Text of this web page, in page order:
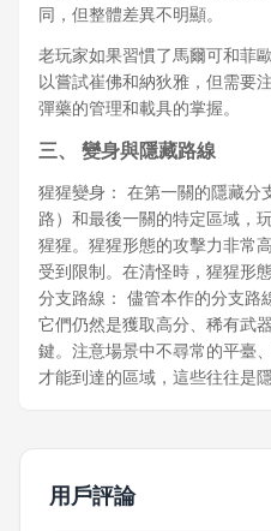
同，但整體差異不明顯。
老玩家如果習慣了馬爾可和菲
以嘗試崔佛和納狄雅，但需要
彈藥的管理和載具的掌握。
三、 變身與隱藏路線
猩猩變身： 在第一關的隱藏分
路）和最後一關的特定區域，
猩猩。猩猩形態的攻擊力非常
受到限制。在清怪時，猩猩形
分支路線： 儘管本作的分支路
它們仍然是獲取高分、稀有武
鍵。注意場景中不尋常的平臺
才能到達的區域，這些往往是
用戶評論